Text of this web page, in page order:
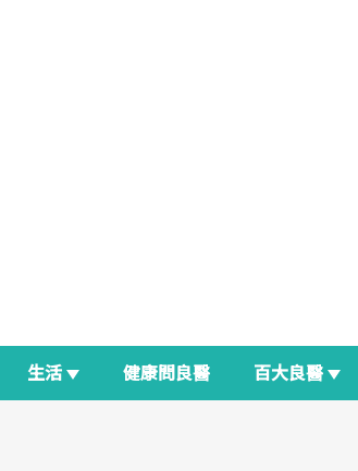
生活 健康問良醫 百大良醫